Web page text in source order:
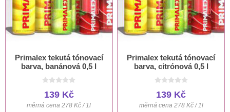
Primalex tekutá tónovací
barva, banánová 0,5 l
139 Kč
měrná cena 278 Kč / 1l
Primalex tekutá tónovací
barva, citrónová 0,5 l
139 Kč
měrná cena 278 Kč / 1l